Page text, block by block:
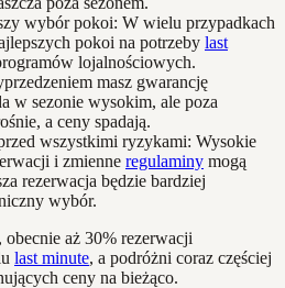
wybór pokoi: W wielu przypadkach
pokoi na potrzeby last
lojalnościowych.
masz gwarancję
w sezonie wysokim, ale poza
a ceny spadają.
wszystkimi ryzykami: Wysokie
i zmienne regulaminy mogą
rezerwacja będzie bardziej
wybór.
, obecnie aż 30% rezerwacji
last minute, a podróżni coraz częściej
ceny na bieżąco.